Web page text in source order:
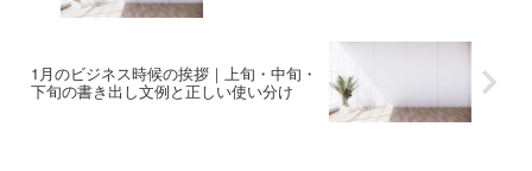
1月のビジネス時候の挨拶｜上旬・中旬・
下旬の書き出し文例と正しい使い分け